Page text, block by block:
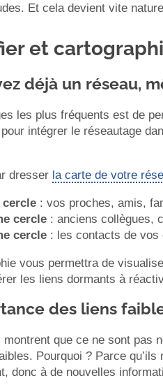
Et cela devient vite
et
déjà un réseau,
les plus fréquents est de
intégrer le réseautage
dresser la carte de votre
cercle : vos proches, amis,
cercle : anciens collègues,
cercle : les contacts de vos
vous permettra de
les liens dormants à
des liens
que ce ne sont pas
Pourquoi ? Parce
donc à de nouvelles